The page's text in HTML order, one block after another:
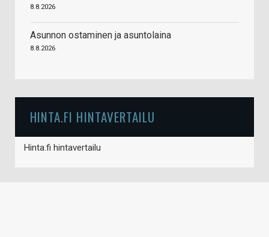
8.8.2026
Asunnon ostaminen ja asuntolaina
8.8.2026
HINTA.FI HINTAVERTAILU
Hinta.fi hintavertailu